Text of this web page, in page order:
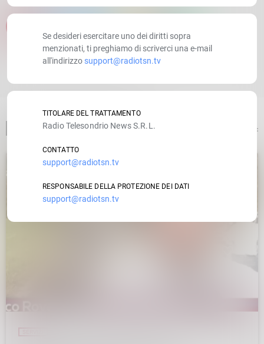
ARTICOLO PRECEDENTE
Se desideri esercitare uno dei diritti sopra
menzionati, ti preghiamo di scriverci una e-mail
all'indirizzo support@radiotsn.tv
TITOLARE DEL TRATTAMENTO
Radio Telesondrio News S.R.L.
CONTATTO
support@radiotsn.tv
RESPONSABILE DELLA PROTEZIONE DEI DATI
support@radiotsn.tv